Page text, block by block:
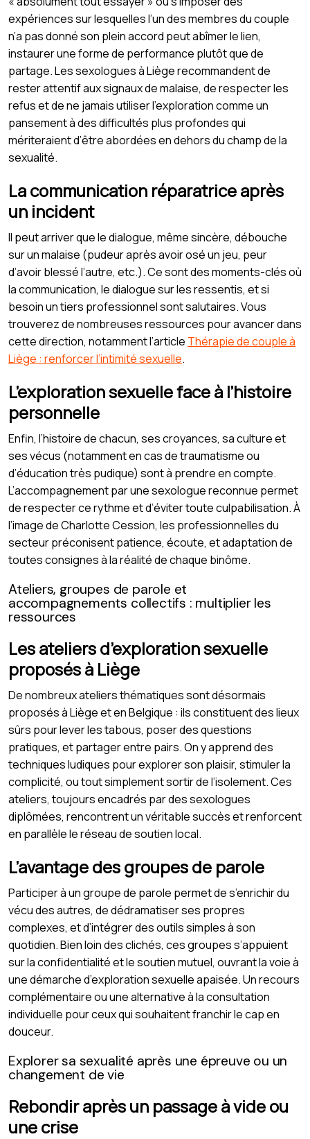
expériences sur lesquelles l’un des membres du couple
n’a pas donné son plein accord peut abîmer le lien,
instaurer une forme de performance plutôt que de
partage. Les sexologues à Liège recommandent de
rester attentif aux signaux de malaise, de respecter les
refus et de ne jamais utiliser l’exploration comme un
pansement à des difficultés plus profondes qui
mériteraient d’être abordées en dehors du champ de la
sexualité.
La communication réparatrice après
un incident
Il peut arriver que le dialogue, même sincère, débouche
sur un malaise (pudeur après avoir osé un jeu, peur
d’avoir blessé l’autre, etc.). Ce sont des moments-clés où
la communication, le dialogue sur les ressentis, et si
besoin un tiers professionnel sont salutaires. Vous
trouverez de nombreuses ressources pour avancer dans
cette direction, notamment l’article Thérapie de couple à
Liège : renforcer l’intimité sexuelle.
L’exploration sexuelle face à l’histoire
personnelle
Enfin, l’histoire de chacun, ses croyances, sa culture et
ses vécus (notamment en cas de traumatisme ou
d’éducation très pudique) sont à prendre en compte.
L’accompagnement par une sexologue reconnue permet
de respecter ce rythme et d’éviter toute culpabilisation. À
l’image de Charlotte Cession, les professionnelles du
secteur préconisent patience, écoute, et adaptation de
toutes consignes à la réalité de chaque binôme.
Ateliers, groupes de parole et
accompagnements collectifs : multiplier les
ressources
Les ateliers d’exploration sexuelle
proposés à Liège
De nombreux ateliers thématiques sont désormais
proposés à Liège et en Belgique : ils constituent des lieux
sûrs pour lever les tabous, poser des questions
pratiques, et partager entre pairs. On y apprend des
techniques ludiques pour explorer son plaisir, stimuler la
complicité, ou tout simplement sortir de l’isolement. Ces
ateliers, toujours encadrés par des sexologues
diplômées, rencontrent un véritable succès et renforcent
en parallèle le réseau de soutien local.
L’avantage des groupes de parole
Participer à un groupe de parole permet de s’enrichir du
vécu des autres, de dédramatiser ses propres
complexes, et d’intégrer des outils simples à son
quotidien. Bien loin des clichés, ces groupes s’appuient
sur la confidentialité et le soutien mutuel, ouvrant la voie à
une démarche d’exploration sexuelle apaisée. Un recours
complémentaire ou une alternative à la consultation
individuelle pour ceux qui souhaitent franchir le cap en
douceur.
Explorer sa sexualité après une épreuve ou un
changement de vie
Rebondir après un passage à vide ou
une crise